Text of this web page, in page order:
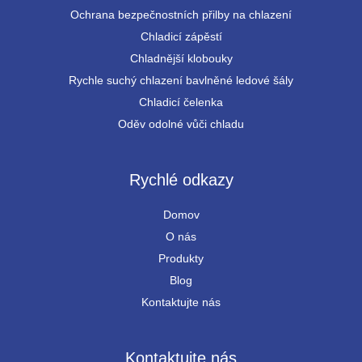
Ochrana bezpečnostních přilby na chlazení
Chladicí zápěstí
Chladnější klobouky
Rychle suchý chlazení bavlněné ledové šály
Chladicí čelenka
Oděv odolné vůči chladu
Rychlé odkazy
Domov
O nás
Produkty
Blog
Kontaktujte nás
Kontaktujte nás